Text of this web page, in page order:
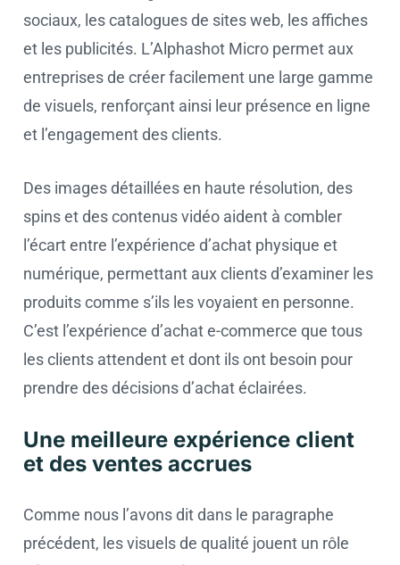
sociaux, les catalogues de sites web, les affiches
et les publicités. L’Alphashot Micro permet aux
entreprises de créer facilement une large gamme
de visuels, renforçant ainsi leur présence en ligne
et l’engagement des clients.
Des images détaillées en haute résolution, des
spins et des contenus vidéo aident à combler
l’écart entre l’expérience d’achat physique et
numérique, permettant aux clients d’examiner les
produits comme s’ils les voyaient en personne.
C’est l’expérience d’achat e-commerce que tous
les clients attendent et dont ils ont besoin pour
prendre des décisions d’achat éclairées.
Une meilleure expérience client
et des ventes accrues
Comme nous l’avons dit dans le paragraphe
précédent, les visuels de qualité jouent un rôle